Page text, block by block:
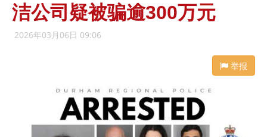
洁公司疑被骗逾300万元
2026年03月06日 09:06
举报